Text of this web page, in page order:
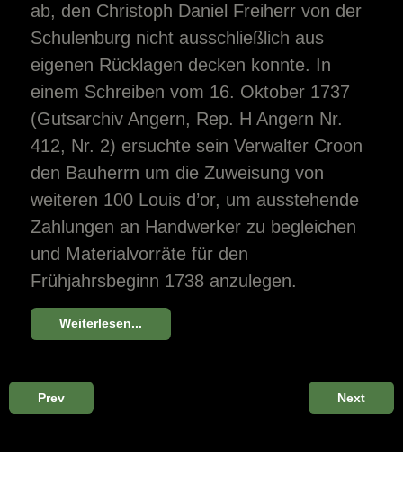
ab, den Christoph Daniel Freiherr von der
Schulenburg nicht ausschließlich aus
eigenen Rücklagen decken konnte. In
einem Schreiben vom 16. Oktober 1737
(Gutsarchiv Angern, Rep. H Angern Nr.
412, Nr. 2) ersuchte sein Verwalter Croon
den Bauherrn um die Zuweisung von
weiteren 100 Louis d’or, um ausstehende
Zahlungen an Handwerker zu begleichen
und Materialvorräte für den
Frühjahrsbeginn 1738 anzulegen.
Weiterlesen...
Prev Next